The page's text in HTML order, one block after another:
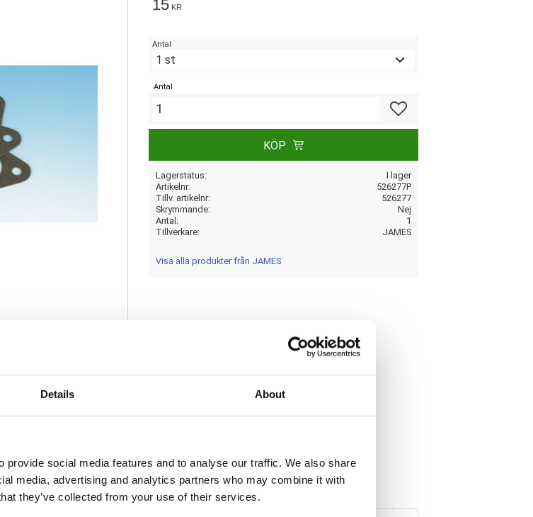
Details About
social media features and to analyse our traffic. We also share
media, advertising and analytics partners who may combine it with
they’ve collected from your use of their services.
15 KR
Antal
Antal
KÖP
Lagerstatus
I lager
Artikelnr
526277P
Tillv. artikelnr
526277
Skrymmande
Nej
Antal
1
Tillverkare
JAMES
Visa alla produkter från JAMES
between manifold
See 526210 for 89-
Dela med dig
c
b
o